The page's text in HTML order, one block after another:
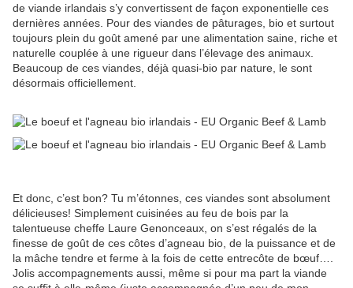
de viande irlandais s’y convertissent de façon exponentielle ces
dernières années. Pour des viandes de pâturages, bio et surtout
toujours plein du goût amené par une alimentation saine, riche et
naturelle couplée à une rigueur dans l’élevage des animaux.
Beaucoup de ces viandes, déjà quasi-bio par nature, le sont
désormais officiellement.
Et donc, c’est bon? Tu m’étonnes, ces viandes sont absolument
délicieuses! Simplement cuisinées au feu de bois par la
talentueuse cheffe Laure Genonceaux, on s’est régalés de la
finesse de goût de ces côtes d’agneau bio, de la puissance et de
la mâche tendre et ferme à la fois de cette entrecôte de bœuf….
Jolis accompagnements aussi, même si pour ma part la viande